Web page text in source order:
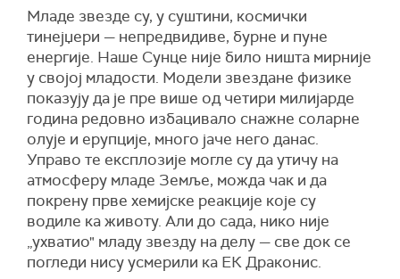
Младе звезде су, у суштини, космички
тинејџери — непредвидиве, бурне и пуне
енергије. Наше Сунце није било ништа мирније
у својој младости. Модели звездане физике
показују да је пре више од четири милијарде
година редовно избацивало снажне соларне
олује и ерупције, много јаче него данас.
Управо те експлозије могле су да утичу на
атмосферу младе Земље, можда чак и да
покрену прве хемијске реакције које су
водиле ка животу. Али до сада, нико није
„ухватио" младу звезду на делу — све док се
погледи нису усмерили ка ЕК Драконис.